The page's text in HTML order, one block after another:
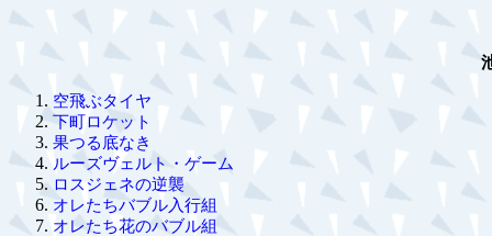
空飛ぶタイヤ
下町ロケット
果つる底なき
ルーズヴェルト・ゲーム
ロスジェネの逆襲
オレたちバブル入行組
オレたち花のバブル組